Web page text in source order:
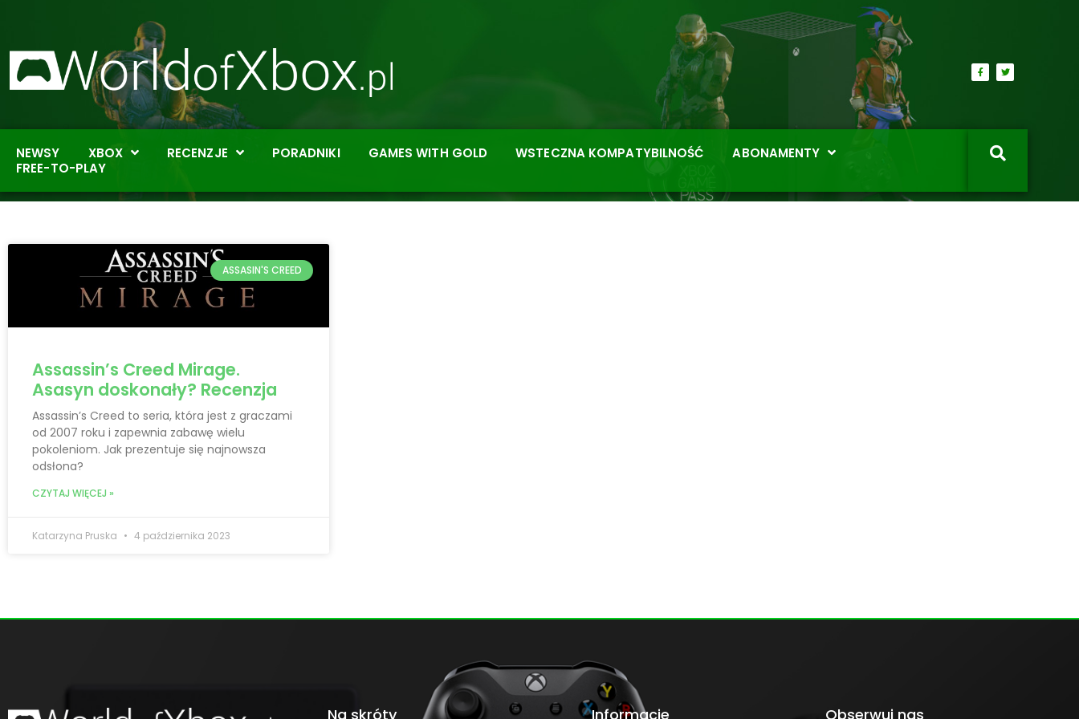
NEWSY XBOX RECENZJE PORADNIKI GAMES WITH GOLD WSTECZNA KOMPATYBILNOŚĆ
ABONAMENTY
FREE-TO-PLAY
ASSASIN'S CREED
Assassin’s Creed Mirage.
Asasyn doskonały? Recenzja
Assassin’s Creed to seria, która jest z graczami
od 2007 roku i zapewnia zabawę wielu
pokoleniom. Jak prezentuje się najnowsza
odsłona?
CZYTAJ WIĘCEJ »
Katarzyna Pruska 4 października 2023
Na skróty Informacje Obserwuj nas